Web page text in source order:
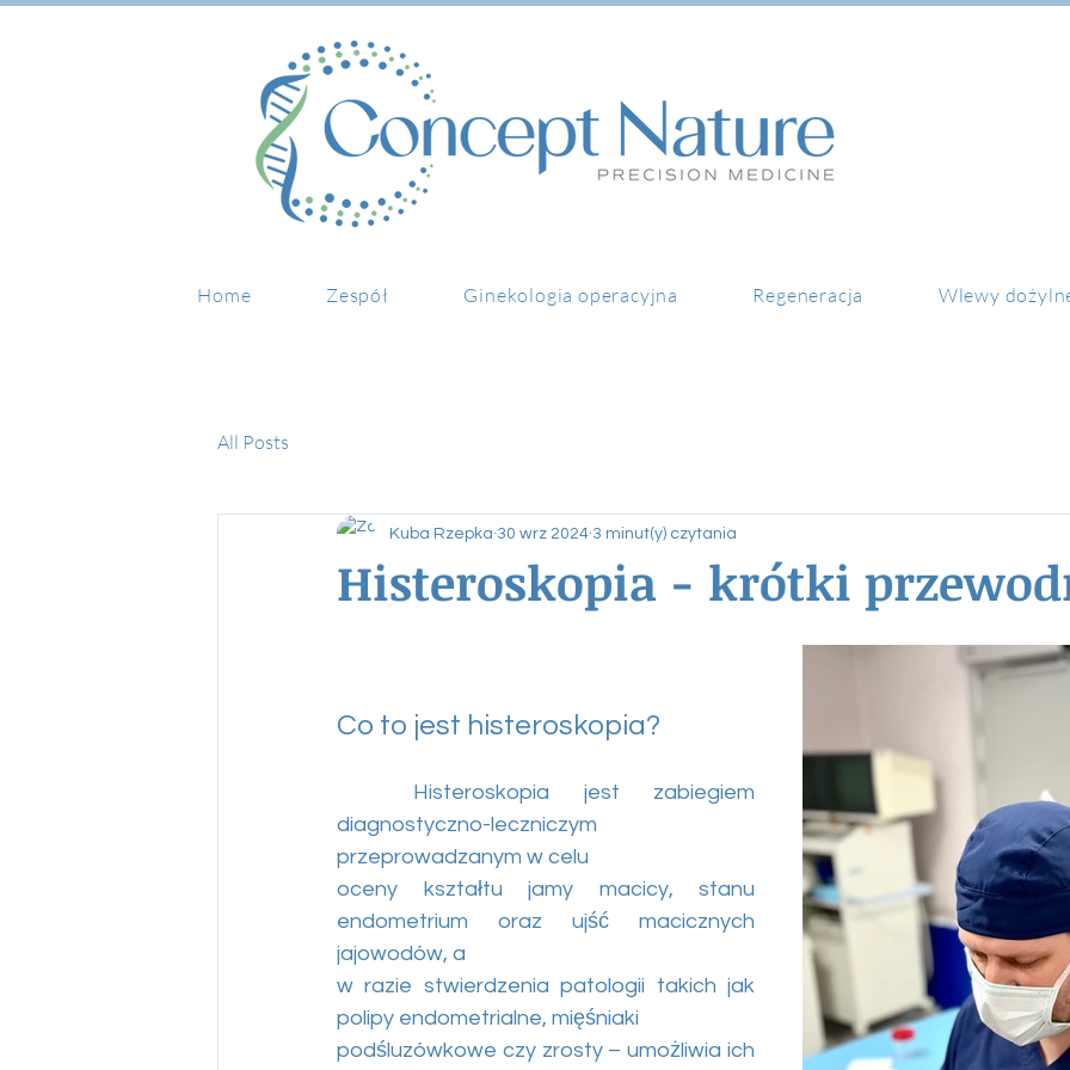
Home Zespół Ginekologia operacyjna Regeneracja Wlewy
All Posts
Histeroskopia - krótki
Kuba Rzepka 30 wrz 2024 3 minut(y) czytania
Co to jest histeroskopia?
diagnostyczno-leczniczym
przeprowadzanym w celu
oceny kształtu jamy macicy, stanu
endometrium oraz ujść macicznych
jajowodów, a
w razie stwierdzenia patologii takich jak
polipy endometrialne, mięśniaki
podśluzówkowe czy zrosty – umożliwia ich